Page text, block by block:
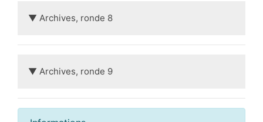
▼ Archives, ronde 8
▼ Archives, ronde 9